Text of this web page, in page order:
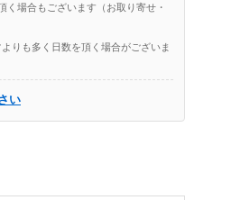
場合もございます（お取り寄せ・
りも多く日数を頂く場合がございま
い